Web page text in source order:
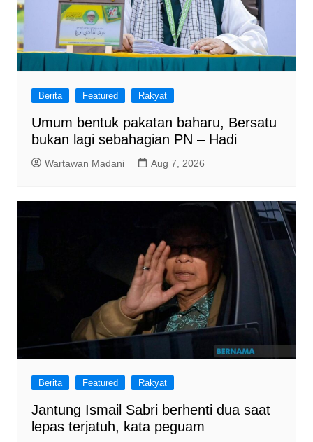
Berita Featured Rakyat
Umum bentuk pakatan baharu, Bersatu
bukan lagi sebahagian PN – Hadi
Wartawan Madani Aug 7, 2026
Berita Featured Rakyat
Jantung Ismail Sabri berhenti dua saat
lepas terjatuh, kata peguam